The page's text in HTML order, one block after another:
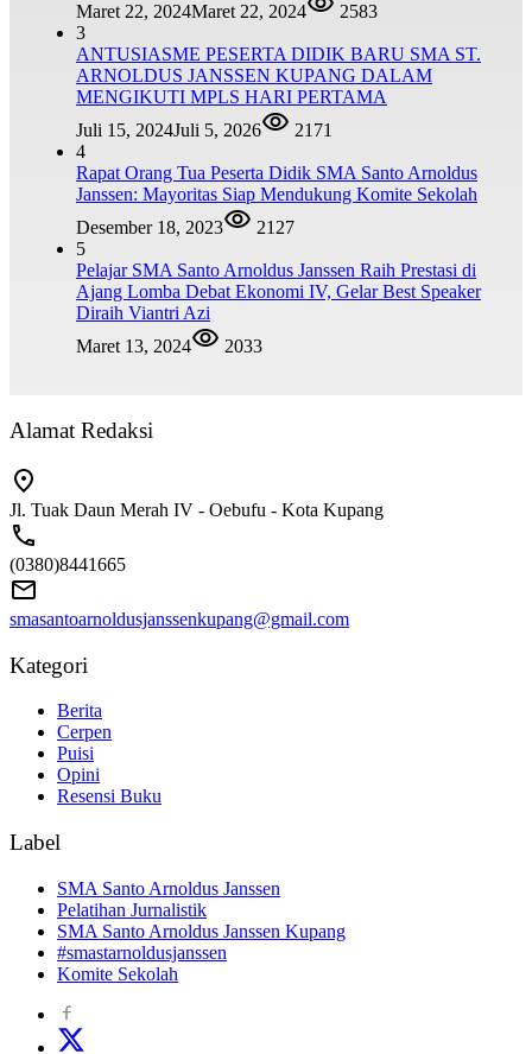
Maret 22, 2024Maret 22, 2024
2583
3
ANTUSIASME PESERTA DIDIK BARU SMA ST.
ARNOLDUS JANSSEN KUPANG DALAM
MENGIKUTI MPLS HARI PERTAMA
Juli 15, 2024Juli 5, 2026
2171
4
Rapat Orang Tua Peserta Didik SMA Santo Arnoldus
Janssen: Mayoritas Siap Mendukung Komite Sekolah
Desember 18, 2023
2127
5
Pelajar SMA Santo Arnoldus Janssen Raih Prestasi di
Ajang Lomba Debat Ekonomi IV, Gelar Best Speaker
Diraih Viantri Azi
Maret 13, 2024
2033
Alamat Redaksi
Jl. Tuak Daun Merah IV - Oebufu - Kota Kupang
(0380)8441665
smasantoarnoldusjanssenkupang@gmail.com
Kategori
Berita
Cerpen
Puisi
Opini
Resensi Buku
Label
SMA Santo Arnoldus Janssen
Pelatihan Jurnalistik
SMA Santo Arnoldus Janssen Kupang
#smastarnoldusjanssen
Komite Sekolah